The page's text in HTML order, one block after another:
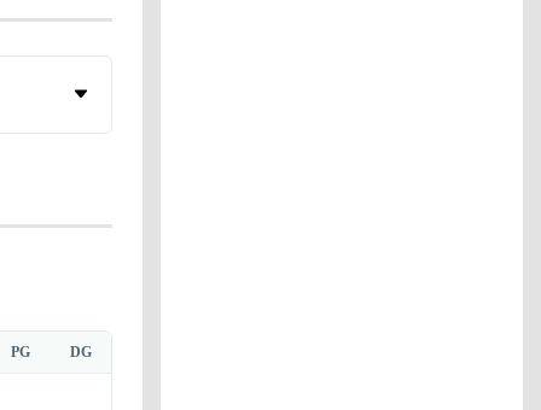
PG DG